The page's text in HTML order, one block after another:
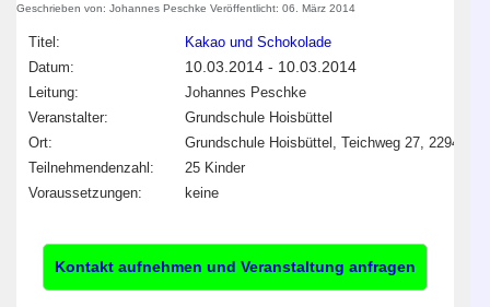
Geschrieben von: Johannes Peschke Veröffentlicht: 06. März 2014
Titel:
Kakao und Schokolade
Datum:
10.03.2014 - 10.03.2014
Leitung:
Johannes Peschke
Veranstalter:
Grundschule Hoisbüttel
Ort:
Grundschule Hoisbüttel, Teichweg 27, 22949
Teilnehmendenzahl:
25 Kinder
Voraussetzungen:
keine
Kontakt aufnehmen und Veranstaltung anfragen